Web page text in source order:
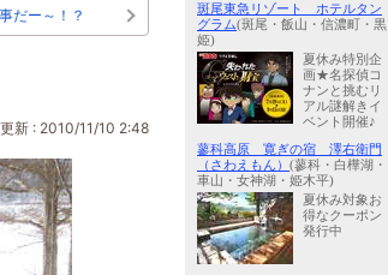
だー～！？
更新 : 2010/11/10 2:48
斑尾東急リゾート ホテルタン
グラム(斑尾・飯山・信濃町・黒
姫)
夏休み特別企
画★名探偵コ
ナンと挑むリ
アル謎解きイ
ベント開催♪
蓼科高原 寛ぎの宿 澤右衛門
（さわえもん） (蓼科・白樺湖・
車山・女神湖・姫木平)
夏休み対象お
得なクーポン
発行中